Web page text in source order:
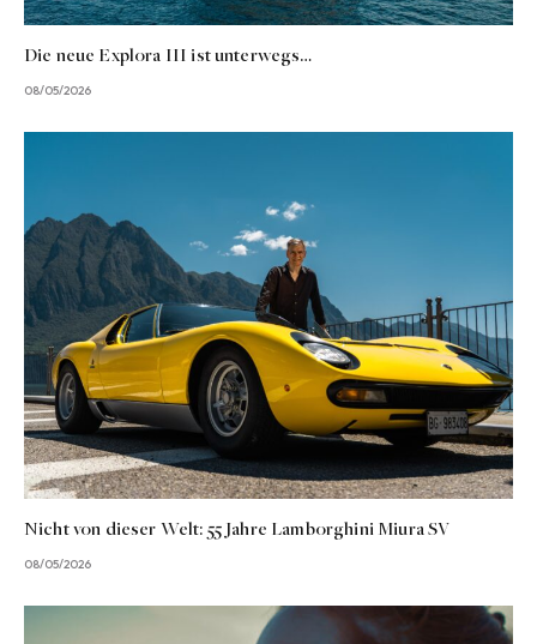
Die neue Explora III ist unterwegs…
08/05/2026
Nicht von dieser Welt: 55 Jahre Lamborghini Miura SV
08/05/2026